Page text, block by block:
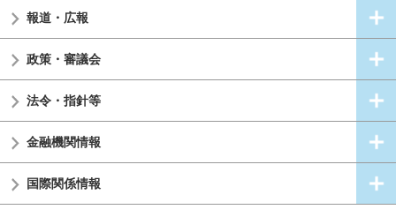
報道・広報
政策・審議会
法令・指針等
金融機関情報
国際関係情報